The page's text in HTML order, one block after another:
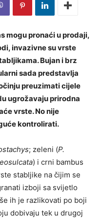
mogu pronaći u prodaji,
invazivne su vrste
Bujan i brz
sada predstavlja
preuzimati cijele
ugrožavaju prirodna
vrste. No nije
kontrolirati.
; zeleni (P.
) i crni bambus
stabljike na čijim se
izboji sa svijetlo
ih je razlikovati po boji
dobivaju tek u drugoj